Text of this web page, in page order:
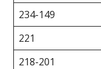
234-149
221
218-201